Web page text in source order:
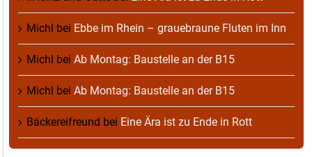
Michl bei Ebbe im Rhein – grauebraune Fluten im Inn
Michl bei Ab Montag: Baustelle an der B15
Michl bei Ab Montag: Baustelle an der B15
Bäckereifreund bei Eine Ära ist zu Ende in Rott